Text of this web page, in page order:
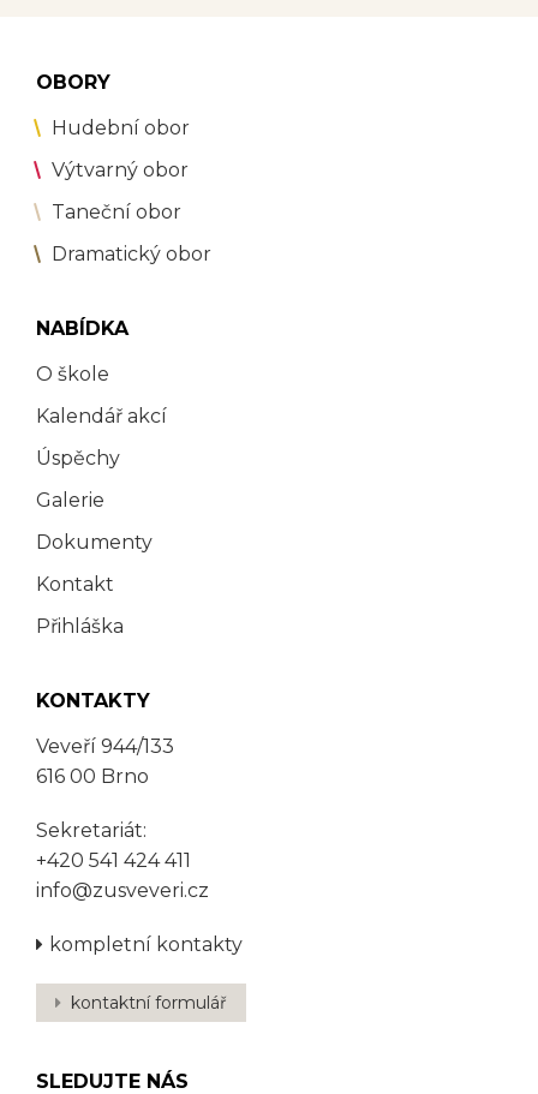
OBORY
Hudební obor
Výtvarný obor
Taneční obor
Dramatický obor
NABÍDKA
O škole
Kalendář akcí
Úspěchy
Galerie
Dokumenty
Kontakt
Přihláška
KONTAKTY
Veveří 944/133
616 00 Brno
Sekretariát:
+420 541 424 411
info@zusveveri.cz
kompletní kontakty
kontaktní formulář
SLEDUJTE NÁS